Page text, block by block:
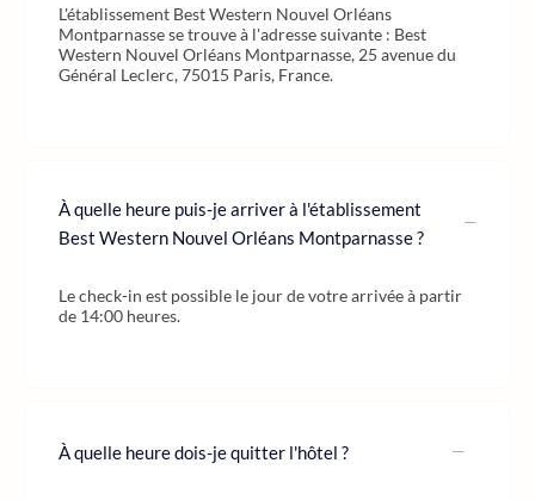
L'établissement Best Western Nouvel Orléans
Montparnasse se trouve à l'adresse suivante : Best
Western Nouvel Orléans Montparnasse, 25 avenue du
Général Leclerc, 75015 Paris, France.
À quelle heure puis-je arriver à l'établissement
Best Western Nouvel Orléans Montparnasse ?
Le check-in est possible le jour de votre arrivée à partir
de 14:00 heures.
À quelle heure dois-je quitter l'hôtel ?